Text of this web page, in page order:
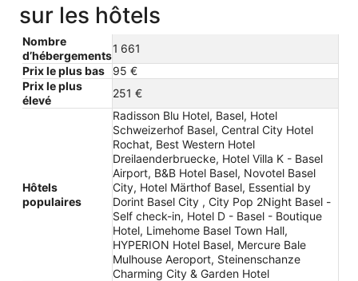
sur les hôtels
Nombre
d’hébergements
1 661
Prix le plus bas
95 €
Prix le plus
élevé
251 €
Hôtels
populaires
Radisson Blu Hotel, Basel, Hotel
Schweizerhof Basel, Central City Hotel
Rochat, Best Western Hotel
Dreilaenderbruecke, Hotel Villa K - Basel
Airport, B&B Hotel Basel, Novotel Basel
City, Hotel Märthof Basel, Essential by
Dorint Basel City , City Pop 2Night Basel -
Self check-in, Hotel D - Basel - Boutique
Hotel, Limehome Basel Town Hall,
HYPERION Hotel Basel, Mercure Bale
Mulhouse Aeroport, Steinenschanze
Charming City & Garden Hotel